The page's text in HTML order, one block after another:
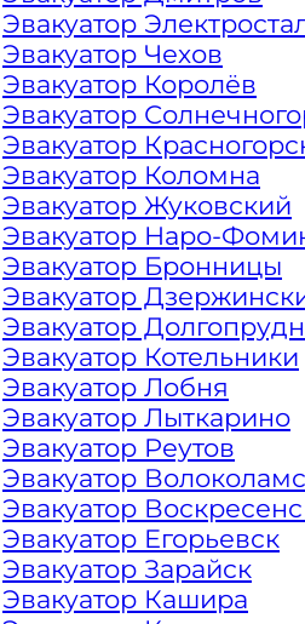
4500 рублей
ЗА КИЛОМЕТР
985 222 99 01
Эвакуатор
Эвакуатор Чехов
Эвакуатор Королёв
Эвакуатор
Эвакуатор
Эвакуатор Коломна
Эвакуатор Жуковский
Эвакуатор Наро-
Эвакуатор Бронницы
Эвакуатор
Эвакуатор
Эвакуатор Котельники
Эвакуатор Лобня
Эвакуатор Лыткарино
Эвакуатор Реутов
Эвакуатор
Эвакуатор
Эвакуатор Егорьевск
Эвакуатор Зарайск
Эвакуатор Кашира